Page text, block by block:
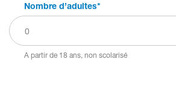
Nombre d’adultes*
A partir de 18 ans, non scolarisé